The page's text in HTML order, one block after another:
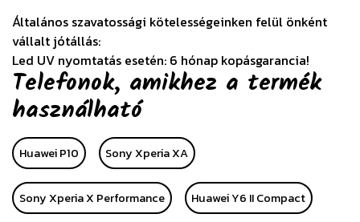
Általános szavatossági kötelességeinken felül önként
vállalt jótállás:
Led UV nyomtatás esetén: 6 hónap kopásgarancia!
Telefonok, amikhez a termék
használható
Huawei P10 Sony Xperia XA
Sony Xperia X Performance Huawei Y6 II Compact